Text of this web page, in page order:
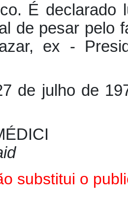
É
de pesar pelo
ex -
de julho de
substitui o